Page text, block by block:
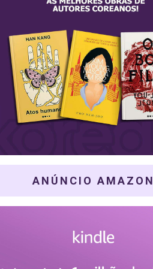
ANÚNCIO AMAZON